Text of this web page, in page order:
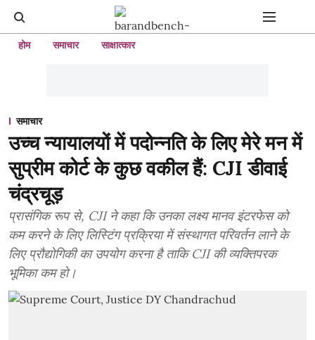
होम समाचार साक्षात्कार
समाचार
उच्च न्यायालयों में पदोन्नति के लिए मेरे मन में
सुप्रीम कोर्ट के कुछ वकील हैं: CJI डीवाई
चंद्रचूड़
प्रासंगिक रूप से, CJI ने कहा कि उनका लक्ष्य मानव इंटरफेस को
कम करने के लिए लिस्टिंग प्रक्रिया में संस्थागत परिवर्तन लाने के
लिए प्रौद्योगिकी का उपयोग करना है ताकि CJI की व्यक्तिपरक
भूमिका कम हो।